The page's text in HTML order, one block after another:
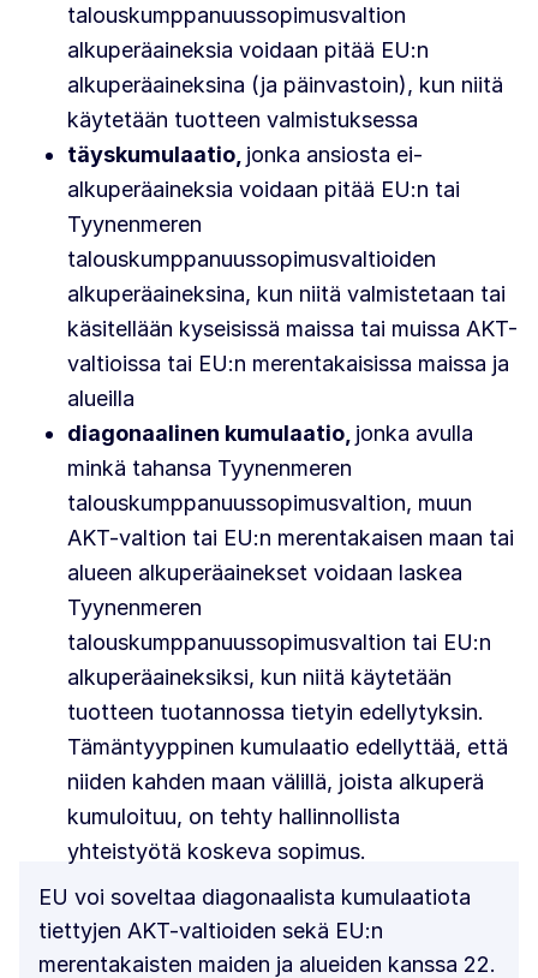
talouskumppanuussopimusvaltion
alkuperäaineksia voidaan pitää EU:n
alkuperäaineksina (ja päinvastoin), kun niitä
käytetään tuotteen valmistuksessa
täyskumulaatio, jonka ansiosta ei-
alkuperäaineksia voidaan pitää EU:n tai
Tyynenmeren
talouskumppanuussopimusvaltioiden
alkuperäaineksina, kun niitä valmistetaan tai
käsitellään kyseisissä maissa tai muissa AKT-
valtioissa tai EU:n merentakaisissa maissa ja
alueilla
diagonaalinen kumulaatio, jonka avulla
minkä tahansa Tyynenmeren
talouskumppanuussopimusvaltion, muun
AKT-valtion tai EU:n merentakaisen maan tai
alueen alkuperäainekset voidaan laskea
Tyynenmeren
talouskumppanuussopimusvaltion tai EU:n
alkuperäaineksiksi, kun niitä käytetään
tuotteen tuotannossa tietyin edellytyksin.
Tämäntyyppinen kumulaatio edellyttää, että
niiden kahden maan välillä, joista alkuperä
kumuloituu, on tehty hallinnollista
yhteistyötä koskeva sopimus.
EU voi soveltaa diagonaalista kumulaatiota
tiettyjen AKT-valtioiden sekä EU:n
merentakaisten maiden ja alueiden kanssa 22.